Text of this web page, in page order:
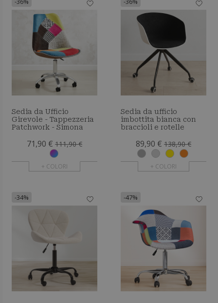
Sedia da Ufficio
Girevole - Tappezzeria
Patchwork - Simona
71,90 € 111,90 €
+ COLORI
Sedia da ufficio
imbottita bianca con
braccioli e rotelle
89,90 € 138,90 €
+ COLORI
-34% -47%